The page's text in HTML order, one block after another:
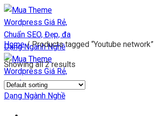
Chuyển
đến
nội
dung
Home /Products tagged “Youtube network”
Showing all 2 results